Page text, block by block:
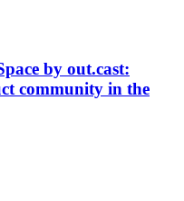
by out.cast:
community in the